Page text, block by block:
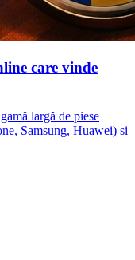
care vinde
largă de piese
Samsung, Huawei) si